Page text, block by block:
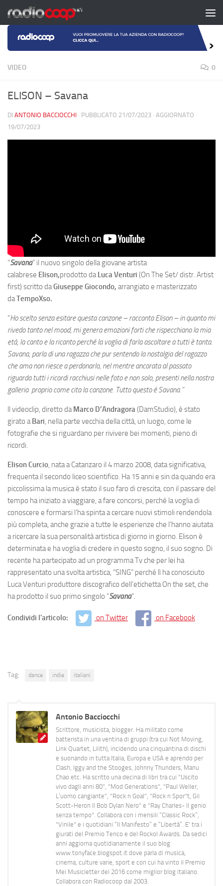
Salta al contenuto
VIDEO 0
ELISON – Savana
DI ANTONIO BACCIOCCHI · PUBBLICATO 21/07/2023 · AGGIORNATO
19/07/2023
“Savana” il nuovo singolo della giovane artista
calabrese Elison,prodotto daLuca Venturi (On The Set/ distr. Artist
first) scritto daGiuseppe Giocondo, arrangiato e masterizzato
daTempoXso.
“Ho scelto senza esitare questa canzone – racconta Elison – in quanto mi
rivedo tanto nel mood, mi genera emozioni forti che rispecchiano la mia
età, la canto e la ricanto perché la voglia di farla ascoltare a tutti è tanta.
Savana, parla di una ragazza che pur sentendo la nostalgia del ragazzo
che ama non riesce a perdonarlo, nel mentre ancorata al passato
riguarda tutti i ricordi racchiusi nelle foto e non solo, presenti nella nostra
galleria proprio come cita la canzone. Tutto questo é Savana.”
ll videoclip, diretto daMarco D’Andragora(DamStudio), è stato
girato aBari, nella parte vecchia della città, un luogo, come le
fotografie che si riguardano per rivivere bei momenti, pieno di
ricordi.
Elison Curcio, nata a Catanzaro il 4 marzo 2008, data significativa,
frequenta il secondo liceo scientifico. Ha 15 anni e sin da quando era
piccolissima la musica è stato il suo faro di crescita, con il passare del
tempo ha iniziato a viaggiare, a fare concorsi, perché la voglia di
conoscere e formarsi l’ha spinta a cercare nuovi stimoli rendendola
più completa, anche grazie a tutte le esperienze che l’hanno aiutata
a ricercare la sua personalità artistica di giorno in giorno. Elison è
determinata e ha voglia di credere in questo sogno, il suo sogno. Di
recente ha partecipato ad un programma Tv che per lei ha
rappresentato una svolta artistica, “SING” perché lì ha conosciuto
Luca Venturi produttore discografico dell’etichetta On the set, che
ha prodotto il suo primo singolo “Savana”.
Condividi l'articolo: on Twitter on Facebook
Tag: dance indie italiani
Antonio Bacciocchi
Scrittore, musicista, blogger. Ha militato come
batterista in una ventina di gruppi (tra cui Not Moving,
Link Quartet, Lilith), incidendo una cinquantina di dischi
e suonando in tutta Italia, Europa e USA e aprendo per
Clash, Iggy and the Stooges, Johnny Thunders, Manu
Chao etc. Ha scritto una decina di libri tra cui "Uscito
vivo dagli anni 80", "Mod Generations", "Paul Weller,
L’uomo cangiante", "Rock n Goal", "Rock n Spor"t, Gil
Scott-Heron Il Bob Dylan Nero" e "Ray Charles- Il genio
senza tempo". Collabora con i mensili “Classic Rock”,
"Vinile" e i quotidiani “Il Manifesto” e “Libertà”. E' tra i
giurati del Premio Tenco e del Rockol Awards. Da sedici
anni aggiorna quotidianamente il suo blog
www.tonyface.blogspot.it dove parla di musica,
cinema, culture varie, sport e con cui ha vinto il Premio
Mei Musicletter del 2016 come miglior blog italiano.
Collabora con Radiocoop dal 2003.